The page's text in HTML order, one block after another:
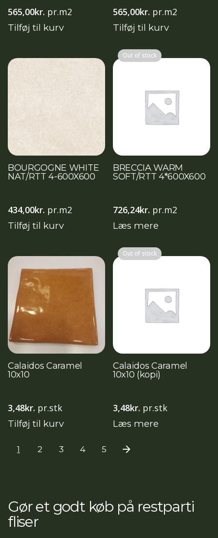
565,00kr. pr.m2
Tilføj til kurv
565,00kr. pr.m2
Tilføj til kurv
BOURGOGNE WHITE
NAT/RTT 4-600X600
434,00kr. pr.m2
Tilføj til kurv
Out of stock
BRECCIA WARM
SOFT/RTT 4*600X600
726,24kr. pr.m2
Læs mere
Calaidos Caramel
10x10
3,48kr. pr.stk
Tilføj til kurv
Out of stock
Calaidos Caramel
10x10 (kopi)
3,48kr. pr.stk
Læs mere
1 2 3 4 5
Gør et godt køb på restparti
fliser